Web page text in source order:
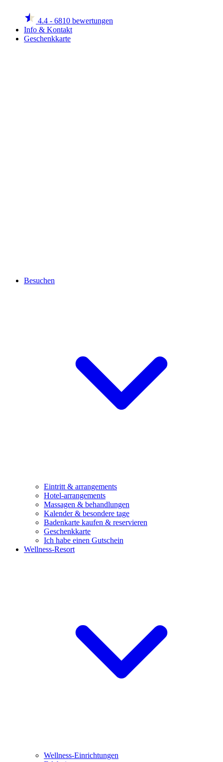
4.4 - 6810 bewertungen
Info & Kontakt
Geschenkkarte
Besuchen
Eintritt & arrangements
Hotel-arrangements
Massagen & behandlungen
Kalender & besondere tage
Badenkarte kaufen & reservieren
Geschenkkarte
Ich habe einen Gutschein
Wellness-Resort
Wellness-Einrichtungen